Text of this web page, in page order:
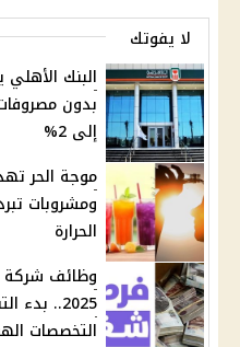
لا يفوتك
البنك
بدون
إلى 2%
ومشروبات
الحرارة
وظائف شركة
2025..
التخصصات